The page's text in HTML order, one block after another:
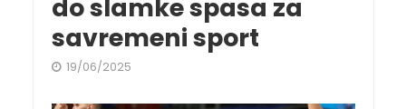
do slamke spasa za
savremeni sport
19/06/2025